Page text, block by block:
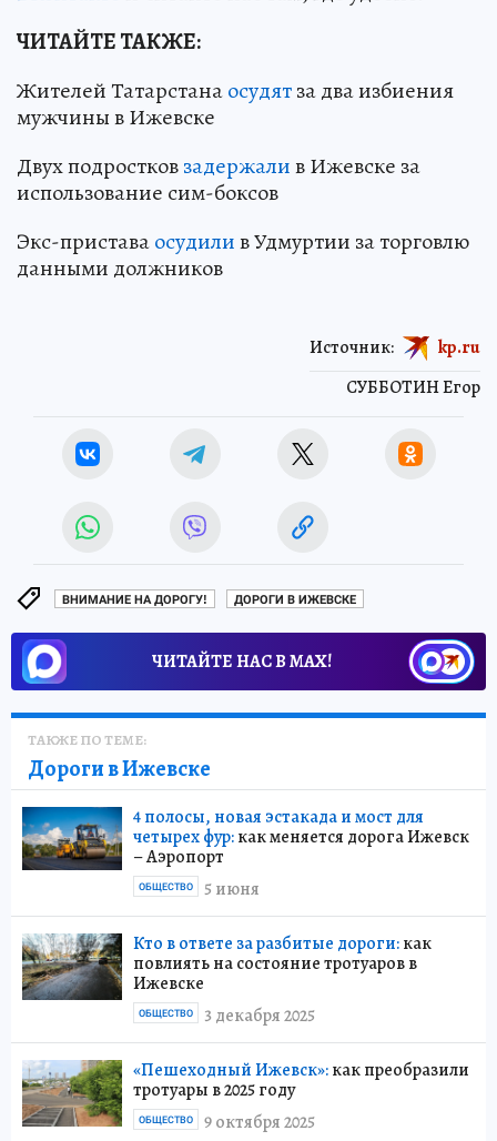
ЧИТАЙТЕ ТАКЖЕ:
Жителей Татарстанаосудятза два избиения
мужчины в Ижевске
Двух подростковзадержалив Ижевске за
использование сим-боксов
Экс-приставаосудилив Удмуртии за торговлю
данными должников
СУББОТИН Егор
Источник: kp.ru
ВНИМАНИЕ НА ДОРОГУ! ДОРОГИ В ИЖЕВСКЕ
ЧИТАЙТЕ НАС В МАХ!
ТАКЖЕ ПО ТЕМЕ:
Дороги в Ижевске
4 полосы, новая эстакада и мост для
четырех фур:как меняется дорога Ижевск
– Аэропорт
5 июня
ОБЩЕСТВО
Кто в ответе за разбитые дороги:как
повлиять на состояние тротуаров в
Ижевске
3 декабря 2025
ОБЩЕСТВО
«Пешеходный Ижевск»:как преобразили
тротуары в 2025 году
9 октября 2025
ОБЩЕСТВО